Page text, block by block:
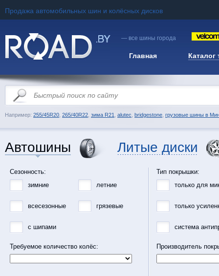
Продажа автомобильных шин и колёсных дисков
— все шины города
Главная Каталог
Например: 255/45R20 265/40R22 зима R21 alutec bridgestone грузовые шины в
Автошины Литые диски
Сезонность:
зимние
летние
всесезонные грязевые
с шипами
Требуемое количество колёс:
Тип покрышки:
только для
только
система
Производитель